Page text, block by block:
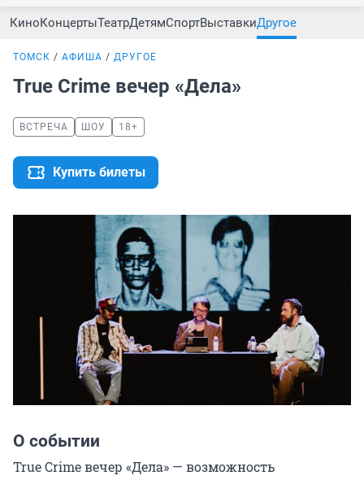
КиноКонцертыТеатрДетямСпортВыставкиДругое
ТОМСК АФИША ДРУГОЕ
True Crime вечер «Дела»
ВСТРЕЧА ШОУ 18+
Купить билеты
О событии
True Crime вечер «Дела» — возможность